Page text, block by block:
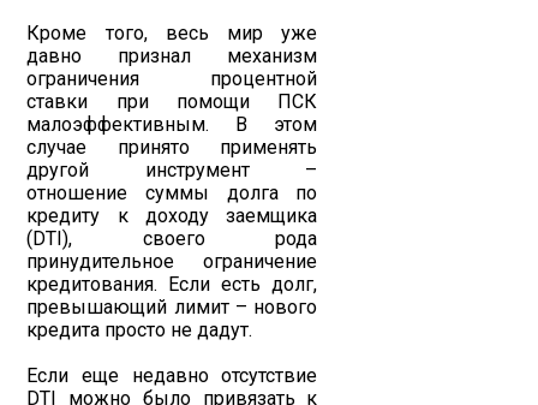
Кроме того, весь мир уже
давно признал механизм
ограничения процентной
ставки при помощи ПСК
малоэффективным. В этом
случае принято применять
другой инструмент –
отношение суммы долга по
кредиту к доходу заемщика
(DTI), своего рода
принудительное ограничение
кредитования. Если есть долг,
превышающий лимит – нового
кредита просто не дадут.
Если еще недавно отсутствие
DTI можно было привязать к